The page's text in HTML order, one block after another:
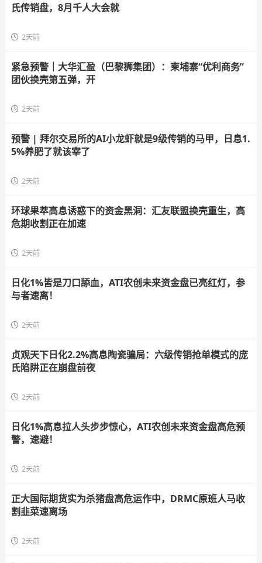
氏传销盘，8月千人大会就
2天前
紧急预警｜大华汇盈（巴黎狮集团）：柬埔寨“优利商务”
团伙换壳第五弹，开
2天前
预警 | 拜尔交易所的AI小龙虾就是9级传销的马甲，日息1.
5%养肥了就该宰了
2天前
环球果萃高息诱惑下的资金黑洞：汇友联盟换壳重生，高
危期收割正在加速
2天前
日化1%皆是刀口舔血，ATI农创未来资金盘已亮红灯，参
与者速离！
2天前
贞观天下日化2.2%高息陶瓷骗局：六级传销抢单模式的庞
氏陷阱正在崩盘前夜
2天前
日化1%高息拉人头步步惊心，ATI农创未来资金盘高危预
警，速避！
2天前
正大国际期货实为杀猪盘高危运作中，DRMC原班人马收
割韭菜速离场
2天前